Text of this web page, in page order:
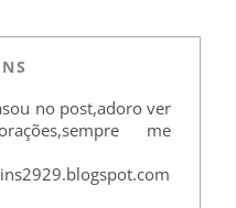
no post,adoro ver
me